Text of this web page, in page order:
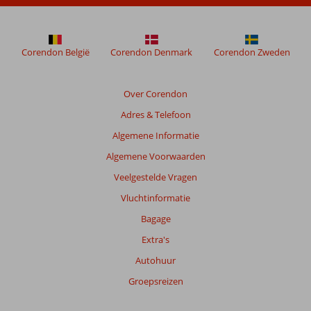
niet
weergegeven
om
Over Corendon
Adres & Telefoon
Algemene Informatie
Algemene Voorwaarden
Veelgestelde Vragen
Vluchtinformatie
Bagage
Extra's
Autohuur
Groepsreizen
Corendon België Corendon Denmark Corendon Zweden